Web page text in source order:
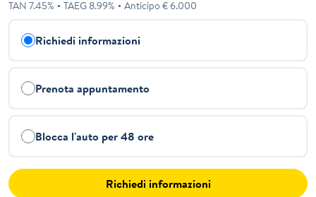
TAN 7.45% TAEG 8.99% Anticipo € 6.000
Richiedi informazioni
Prenota appuntamento
Blocca l'auto per 48 ore
Richiedi informazioni